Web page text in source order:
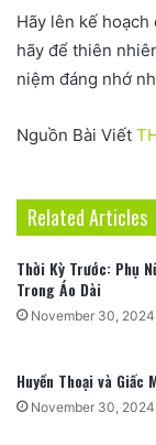
Hãy lên kế
hãy để thiên
niệm đáng nhớ
Nguồn Bài Viết
Related Articles
Thời Kỳ Trước: Phụ
Trong Áo Dài
November 30, 2024
Huyền Thoại và Giấc
November 30, 2024